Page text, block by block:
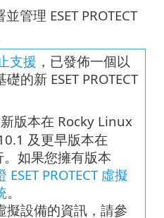
管理 ESET PROTECT
支援 ，已發佈一個以
的新 ESET PROTECT
版本在 Rocky Linux
及更早版本在
如果您擁有版本
ESET PROTECT 虛擬
。
擬設備的資訊，請參